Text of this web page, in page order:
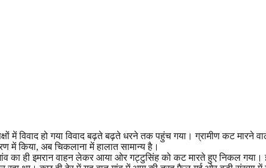
में विवाद हो गया विवाद बढ़ते बढ़ते धरने तक पहुंच गया। ग्रामीण कट मारने
में किया, अब चिकलाना में हालात सामान्य है।
का ही इमरान वाहन लेकर आया ओर गट्टुसिंह को कट मारते हुए निकल